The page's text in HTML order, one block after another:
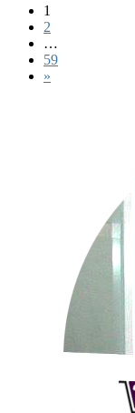
Paginasi
pos
Page
1
Page
2
…
Page
59
»